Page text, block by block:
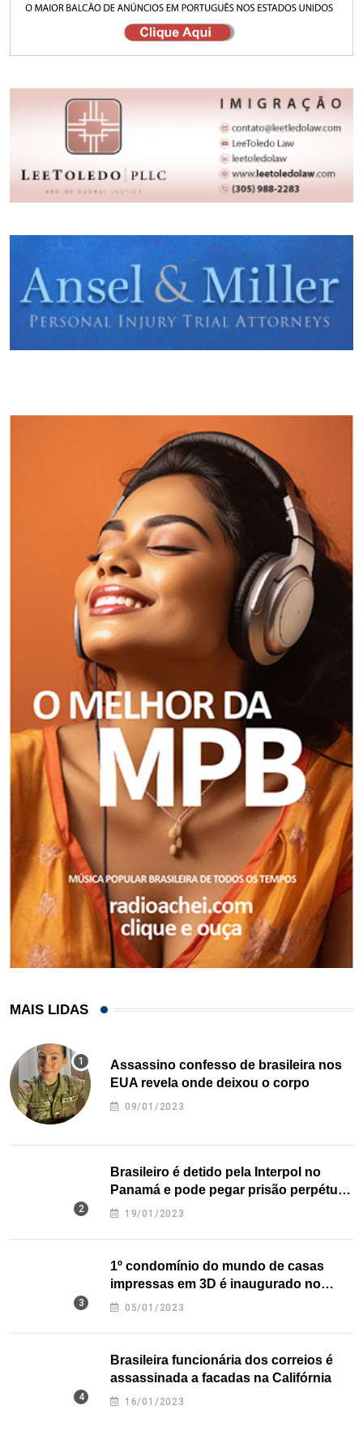
MAIS LIDAS
Assassino confesso de brasileira nos
EUA revela onde deixou o corpo
09/01/2023
Brasileiro é detido pela Interpol no
Panamá e pode pegar prisão perpétua
nos EUA
19/01/2023
1º condomínio do mundo de casas
impressas em 3D é inaugurado no
Texas
05/01/2023
Brasileira funcionária dos correios é
assassinada a facadas na Califórnia
16/01/2023